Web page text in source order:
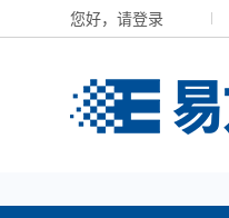
您好，请登录